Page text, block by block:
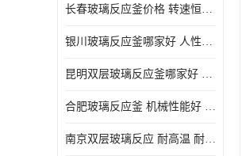
长春玻璃反应釜价格 转速恒定 机械性能好
银川玻璃反应釜哪家好 人性化设计 可连续工作
昆明双层玻璃反应釜哪家好 人性化设计 可连续工作 机械性能好
合肥玻璃反应釜 机械性能好 可连续工作
南京双层玻璃反应 耐高温 耐腐蚀 空载不宜高速运转